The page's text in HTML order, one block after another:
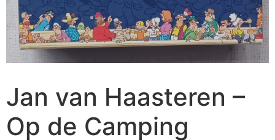
Jan van Haasteren –
Op de Camping